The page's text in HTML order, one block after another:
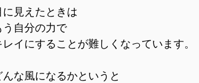
に見えたときは
う自分の力で
レイにすることが難しくなっています。
んな風になるかというと